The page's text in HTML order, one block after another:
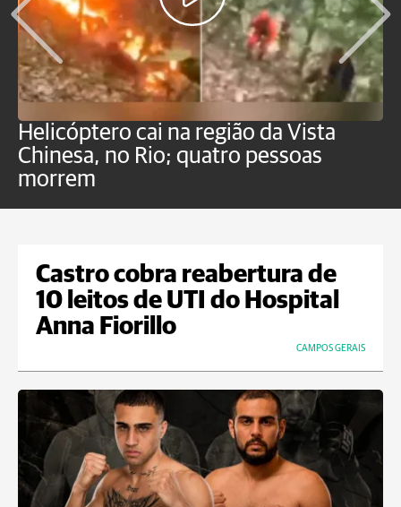
Helicóptero cai na região da Vista
Chinesa, no Rio; quatro pessoas
morrem
Castro cobra reabertura de
10 leitos de UTI do Hospital
Anna Fiorillo
CAMPOS GERAIS